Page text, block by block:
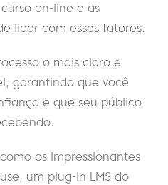
on-line e as
lidar com esses fatores.
o mais claro e
garantindo que você
e que seu público
os impressionantes
um plug-in LMS do